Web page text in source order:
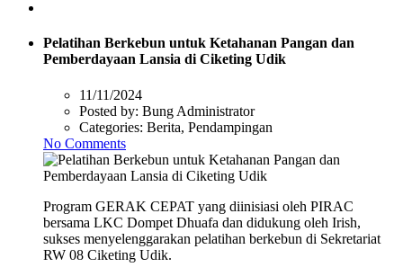
Pelatihan Berkebun untuk Ketahanan Pangan dan
Pemberdayaan Lansia di Ciketing Udik
11/11/2024
Posted by: Bung Administrator
Categories: Berita, Pendampingan
No Comments
Program GERAK CEPAT yang diinisiasi oleh PIRAC
bersama LKC Dompet Dhuafa dan didukung oleh Irish,
sukses menyelenggarakan pelatihan berkebun di Sekretariat
RW 08 Ciketing Udik.